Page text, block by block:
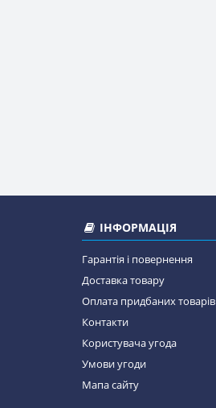
ІНФОРМАЦІЯ
Гарантія і повернення
Доставка товару
Оплата придбаних товарів
Контакти
Користувача угода
Умови угоди
Мапа сайту